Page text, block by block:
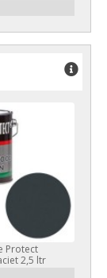
Protect
2,5 ltr